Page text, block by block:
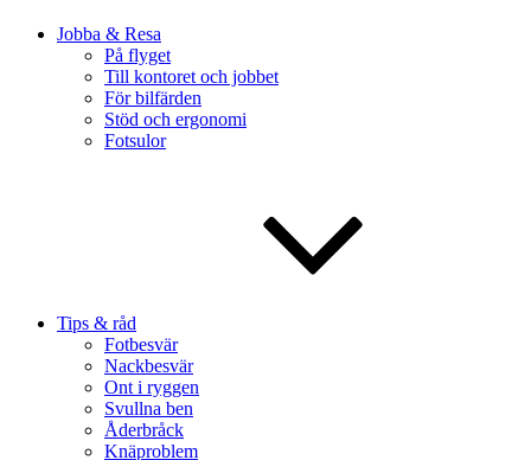
Jobba & Resa
På flyget
Till kontoret och jobbet
För bilfärden
Stöd och ergonomi
Fotsulor
Tips & råd
Fotbesvär
Nackbesvär
Ont i ryggen
Svullna ben
Åderbråck
Knäproblem